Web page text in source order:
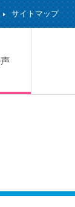
サイトマップ